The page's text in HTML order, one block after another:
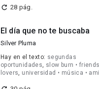
28 pág.
El día que no te buscaba
Silver Pluma
Hay en el texto: segundas
oportunidades, slow burn •
lovers, universidad • música •